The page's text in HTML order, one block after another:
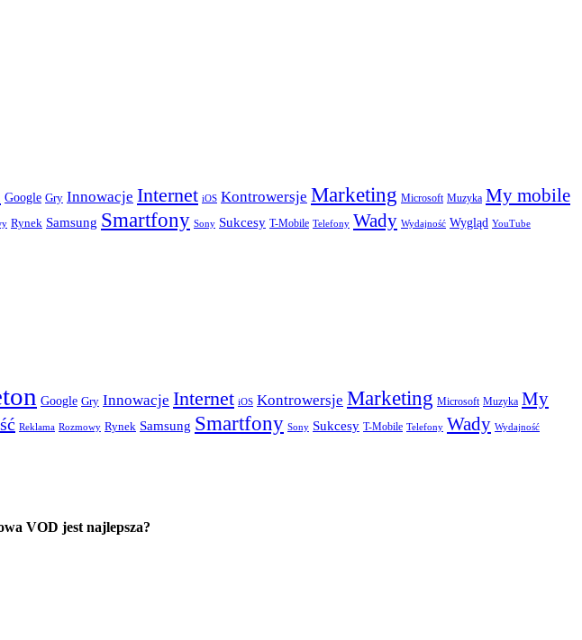
Google Gry Innowacje Internet iOS Kontrowersje Marketing Microsoft Muzyka My mobile
Rynek Samsung Smartfony Sony Sukcesy T-Mobile Telefony Wady Wydajność Wygląd YouTube
Google Gry Innowacje Internet iOS Kontrowersje Marketing Microsoft Muzyka My
Reklama Rozmowy Rynek Samsung Smartfony Sony Sukcesy T-Mobile Telefony Wady Wydajność
VOD jest najlepsza?